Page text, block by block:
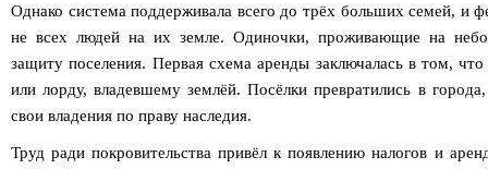
Однако система поддерживала всего до трёх больших семей, и
не всех людей на их земле. Одиночки, проживающие на
защиту поселения. Первая схема аренды заключалась в том,
или лорду, владевшему землёй. Посёлки превратились в
свои владения по праву наследия.
Труд ради покровительства привёл к появлению налогов и